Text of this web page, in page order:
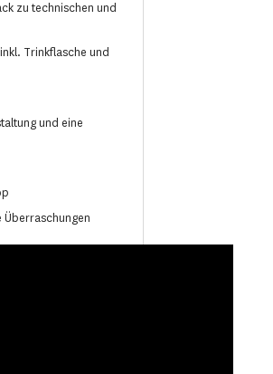
zu technischen und
Trinkflasche und
und eine
Überraschungen